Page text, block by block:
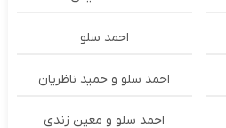
احمد سلو
احمد سلو و حمید ناظریان
احمد سلو و معین زندی